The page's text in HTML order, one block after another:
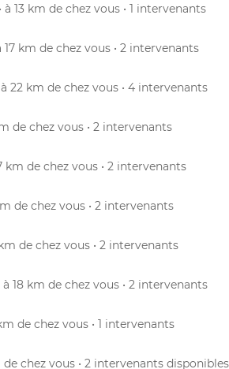
à 13 km de chez vous • 1 intervenants
17 km de chez vous • 2 intervenants
22 km de chez vous • 4 intervenants
de chez vous • 2 intervenants
km de chez vous • 2 intervenants
de chez vous • 2 intervenants
de chez vous • 2 intervenants
à 18 km de chez vous • 2 intervenants
de chez vous • 1 intervenants
de chez vous • 2 intervenants disponibles